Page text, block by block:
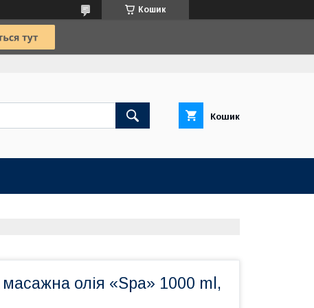
Кошик
Кошик
олія «Spa» 1000 ml,